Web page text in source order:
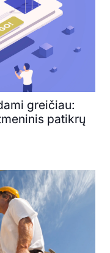
greičiau:
patikrų